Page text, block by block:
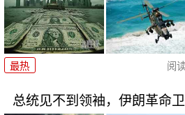
最热 阅
总统见不到领袖，伊朗革命